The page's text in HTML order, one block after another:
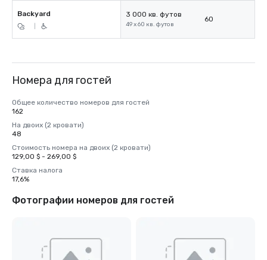
Backyard 3 000 кв. футов
49 x 60 кв. футов
60
Номера для гостей
Общее количество номеров для гостей
162
На двоих (2 кровати)
48
Стоимость номера на двоих (2 кровати)
129,00 $ - 269,00 $
Ставка налога
17,6%
Фотографии номеров для гостей